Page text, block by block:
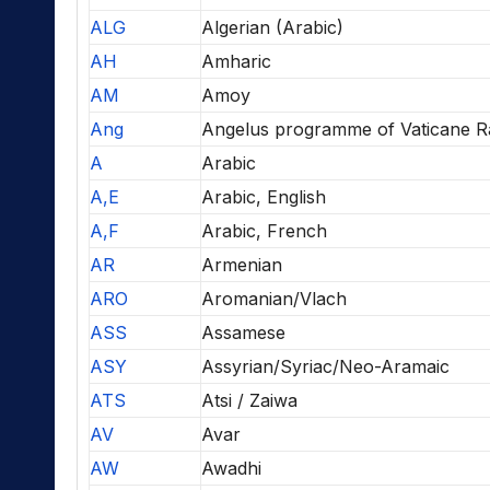
ALG
Algerian (Arabic)
AH
Amharic
AM
Amoy
Ang
Angelus programme of Vaticane
A
Arabic
A,E
Arabic, English
A,F
Arabic, French
AR
Armenian
ARO
Aromanian/Vlach
ASS
Assamese
ASY
Assyrian/Syriac/Neo-Aramaic
ATS
Atsi / Zaiwa
AV
Avar
AW
Awadhi